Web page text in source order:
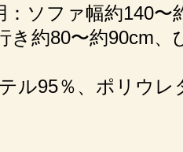
ソファ幅約140〜
き約80〜約90cm、
ル95％、ポリウレ